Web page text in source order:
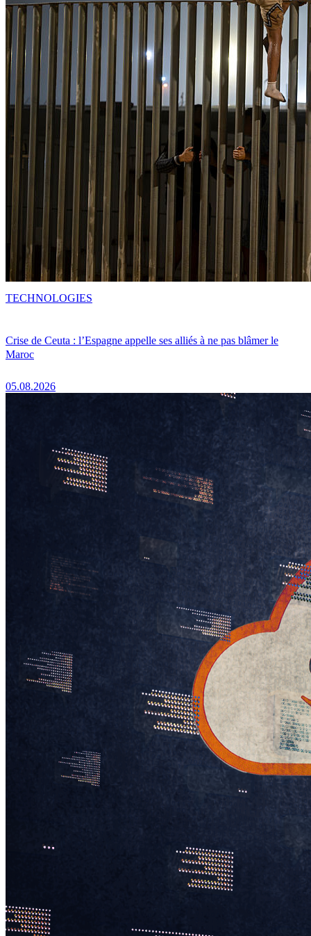
Crise de Ceuta : l’Espagne appelle ses alliés à ne pas blâmer le
Maroc
05.08.2026
TECHNOLOGIES